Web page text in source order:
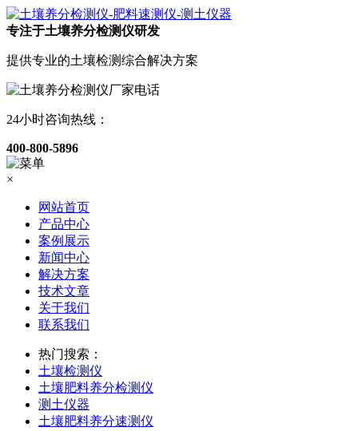
专注于土壤养分检测仪研发
提供专业的土壤检测综合解决方案
24小时咨询热线：
400-800-5896
×
网站首页
产品中心
案例展示
新闻中心
解决方案
技术文章
关于我们
联系我们
热门搜索：
土壤检测仪
土壤肥料养分检测仪
测土仪器
土壤肥料养分速测仪